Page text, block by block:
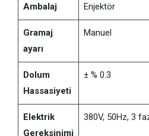
Ambalaj Enjektör
Gramaj
ayarı
Manuel
Dolum
Hassasiyeti
± % 0.3
Elektrik
Gereksinimi
380V, 50Hz, 3